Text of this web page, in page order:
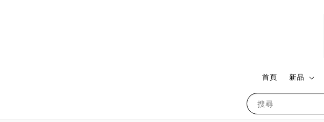
搜尋
首頁 新品